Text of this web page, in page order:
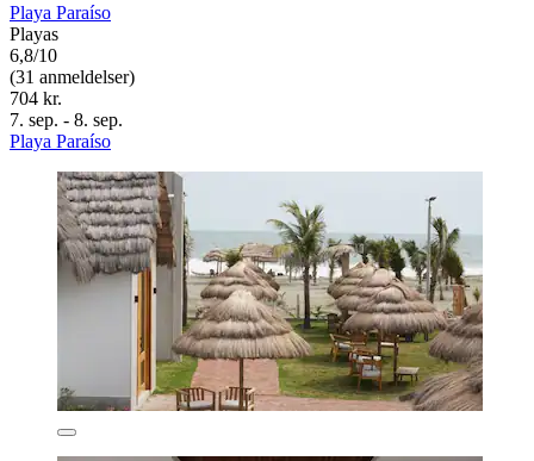
Playa Paraíso
Playas
6,8/10
(31 anmeldelser)
704 kr.
7. sep. - 8. sep.
Playa Paraíso